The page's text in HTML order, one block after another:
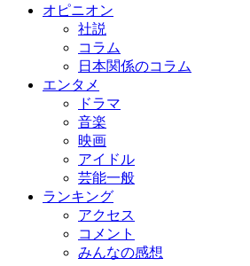
オピニオン
社説
コラム
日本関係のコラム
エンタメ
ドラマ
音楽
映画
アイドル
芸能一般
ランキング
アクセス
コメント
みんなの感想